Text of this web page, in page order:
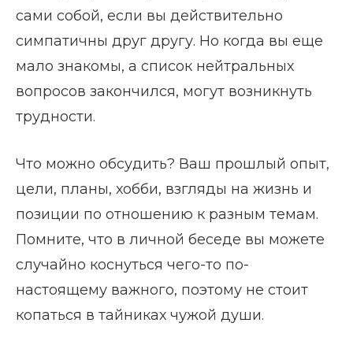
сами собой, если вы действительно
симпатичны друг другу. Но когда вы еще
мало знакомы, а список нейтральных
вопросов закончился, могут возникнуть
трудности.
Что можно обсудить? Ваш прошлый опыт,
цели, планы, хобби, взгляды на жизнь и
позиции по отношению к разным темам.
Помните, что в личной беседе вы можете
случайно коснуться чего-то по-
настоящему важного, поэтому не стоит
копаться в тайниках чужой души.